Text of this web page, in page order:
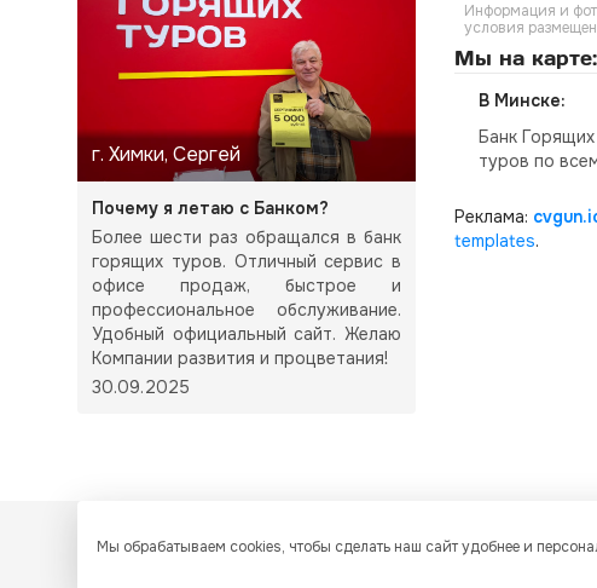
г. Химки, Сергей
Почему я летаю с Банком?
Более шести раз обращался в банк
горящих туров. Отличный сервис в
офисе продаж, быстрое и
профессиональное обслуживание.
Удобный официальный сайт. Желаю
Компании развития и процветания!
30.09.2025
Информация и
условия
Мы на карте:
В Минске:
Банк
туров по
Реклама:
templates.
Все ресурсы настоящего сайта, включая дизайн, текстовое и
Мы обрабатываем cookies, чтобы сделать наш сайт удобнее и